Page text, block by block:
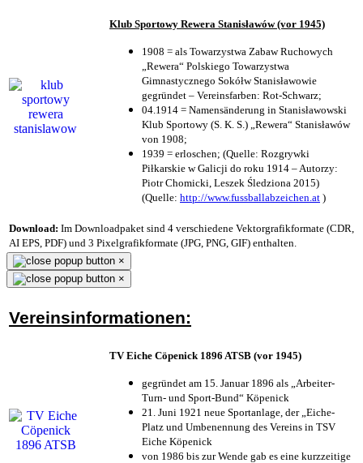
Klub Sportowy Rewera Stanisławów (vor 1945)
1908 = als Towarzystwa Zabaw Ruchowych
„Rewera“ Polskiego Towarzystwa
Gimnastycznego Sokółw Stanisławowie
gegründet – Vereinsfarben: Rot-Schwarz;
04.1914 = Namensänderung in Stanisławowski
Klub Sportowy (S. K. S.) „Rewera“ Stanisławów
von 1908;
1939 = erloschen; (Quelle: Rozgrywki
Piłkarskie w Galicji do roku 1914 – Autorzy:
Piotr Chomicki, Leszek Śledziona 2015)
(Quelle: http://www.fussballabzeichen.at )
Download: Im Downloadpaket sind 4 verschiedene Vektorgrafikformate (CDR,
AI EPS, PDF) und 3 Pixelgrafikformate (JPG, PNG, GIF) enthalten.
×
×
Vereinsinformationen:
TV Eiche Cöpenick 1896 ATSB (vor 1945)
gegründet am 15. Januar 1896 als „Arbeiter-
Turn- und Sport-Bund“ Köpenick
21. Juni 1921 neue Sportanlage, der „Eiche-
Platz und Umbenennung des Vereins in TSV
Eiche Köpenick
von 1986 bis zur Wende gab es eine kurzzeitige